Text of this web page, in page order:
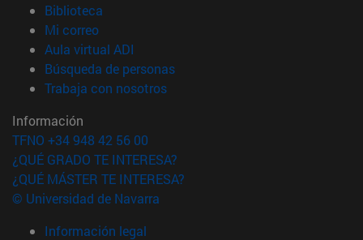
Biblioteca
Mi correo(abre en nueva ventana)
Aula virtual ADI
Búsqueda de personas(abre en nueva ventana)
Trabaja con nosotros(abre en nueva ventana)
Información
TFNO +34 948 42 56 00
¿QUÉ GRADO TE INTERESA?
¿QUÉ MÁSTER TE INTERESA?
© Universidad de Navarra
Información legal